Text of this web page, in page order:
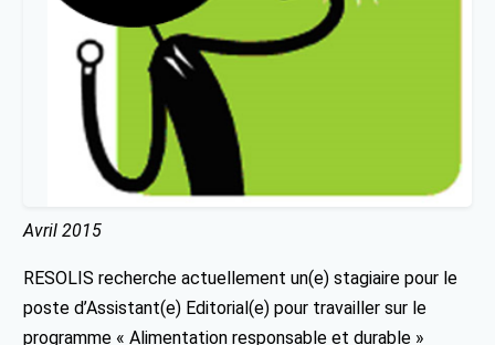
Avril 2015
RESOLIS recherche actuellement un(e) stagiaire pour le
poste d’Assistant(e) Editorial(e) pour travailler sur le
programme « Alimentation responsable et durable »